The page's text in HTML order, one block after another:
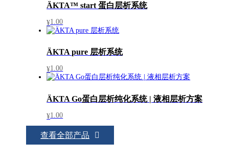
ÄKTA™ start 蛋白层析系统
¥1.00
ÄKTA pure 层析系统
¥1.00
ÄKTA Go蛋白层析纯化系统 | 液相层析方案
¥1.00
查看全部产品